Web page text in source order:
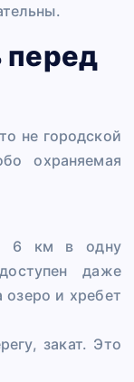
перед
не городской
охраняемая
6 км в одну
даже
и хребет
закат. Это